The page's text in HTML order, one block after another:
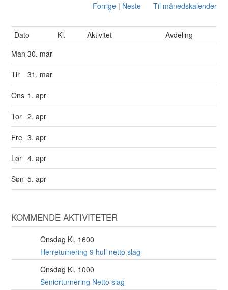
Forrige| Neste Til månedskalender
Dato Kl. Aktivitet
Avdeling
Man30. mar
Tir 31. mar
Ons 1. apr
Tor 2. apr
Fre 3. apr
Lør 4. apr
Søn 5. apr
KOMMENDE AKTIVITETER
Onsdag Kl. 1600
Herreturnering 9 hull netto slag
Onsdag Kl. 1000
Seniorturnering Netto slag